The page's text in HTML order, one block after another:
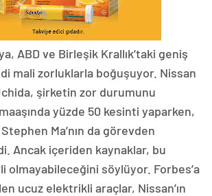
ABD ve Birleşik Krallık’taki geniş
mali zorluklarla boğuşuyor. Nissan
şirketin zor durumunu
yüzde 50 kesinti yaparken,
Ma’nın da görevden
Ancak içeriden kaynaklar, bu
olmayabileceğini söylüyor. Forbes’a
ucuz elektrikli araçlar, Nissan’ın